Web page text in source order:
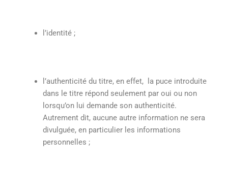
l’identité ;
l’authenticité du titre, en effet, la puce introduite
dans le titre répond seulement par oui ou non
lorsqu’on lui demande son authenticité.
Autrement dit, aucune autre information ne sera
divulguée, en particulier les informations
personnelles ;